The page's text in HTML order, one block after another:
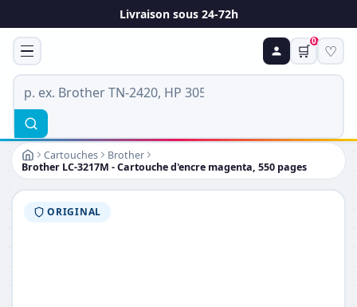
Livraison sous 24-72h
🛒
0
♡
Cartouches
Brother
Brother LC-3217M - Cartouche d'encre magenta, 550 pages
ORIGINAL